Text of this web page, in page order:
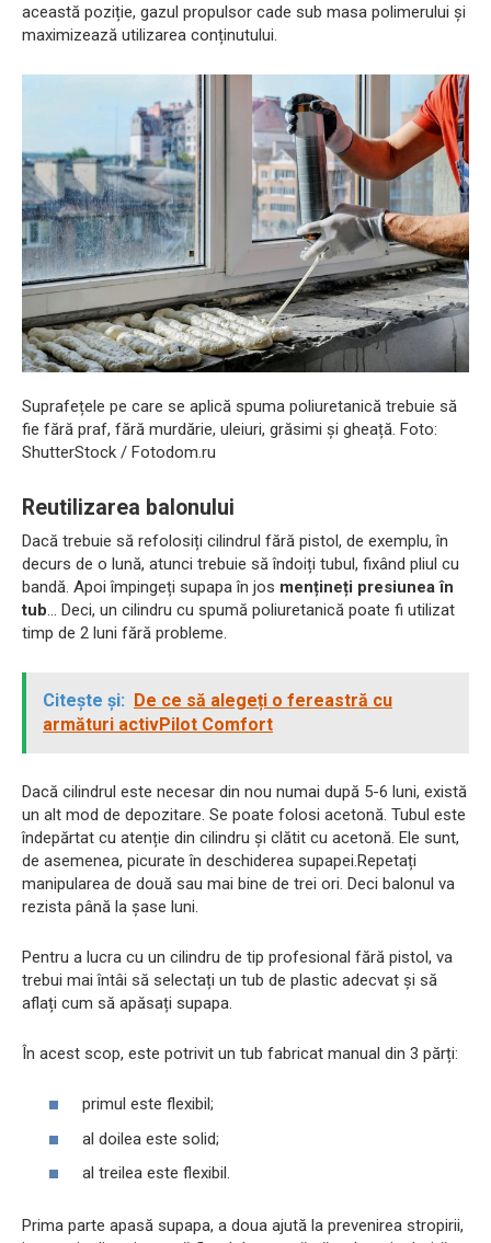
această poziție, gazul propulsor cade sub masa polimerului și
maximizează utilizarea conținutului.
Suprafețele pe care se aplică spuma poliuretanică trebuie să
fie fără praf, fără murdărie, uleiuri, grăsimi și gheață. Foto:
ShutterStock / Fotodom.ru
Reutilizarea balonului
Dacă trebuie să refolosiți cilindrul fără pistol, de exemplu, în
decurs de o lună, atunci trebuie să îndoiți tubul, fixând pliul cu
bandă. Apoi împingeți supapa în jos mențineți presiunea în
tub... Deci, un cilindru cu spumă poliuretanică poate fi utilizat
timp de 2 luni fără probleme.
Citește și: De ce să alegeți o fereastră cu
armături activPilot Comfort
Dacă cilindrul este necesar din nou numai după 5-6 luni, există
un alt mod de depozitare. Se poate folosi acetonă. Tubul este
îndepărtat cu atenție din cilindru și clătit cu acetonă. Ele sunt,
de asemenea, picurate în deschiderea supapei.Repetați
manipularea de două sau mai bine de trei ori. Deci balonul va
rezista până la șase luni.
Pentru a lucra cu un cilindru de tip profesional fără pistol, va
trebui mai întâi să selectați un tub de plastic adecvat și să
aflați cum să apăsați supapa.
În acest scop, este potrivit un tub fabricat manual din 3 părți:
primul este flexibil;
al doilea este solid;
al treilea este flexibil.
Prima parte apasă supapa, a doua ajută la prevenirea stropirii,